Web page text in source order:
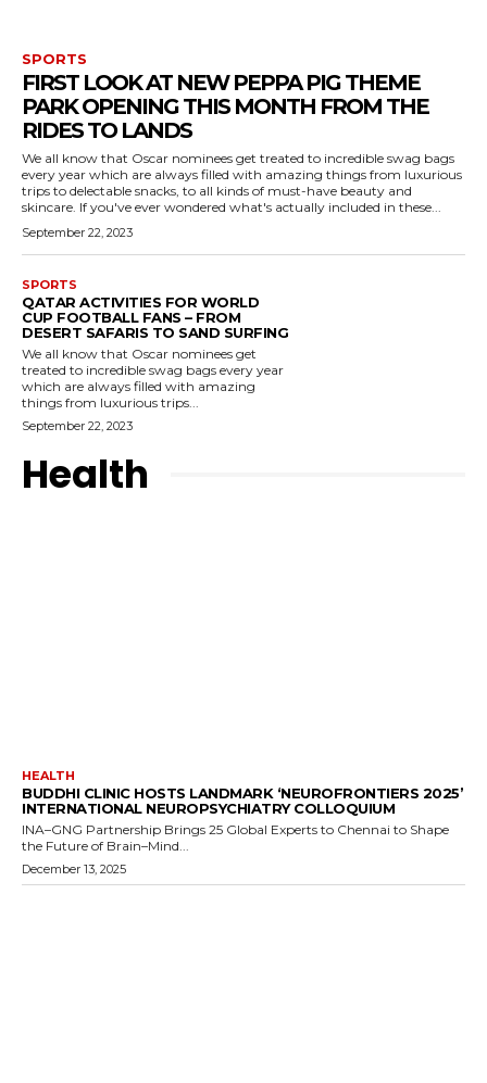
SPORTS
FIRST LOOK AT NEW PEPPA PIG THEME
PARK OPENING THIS MONTH FROM THE
RIDES TO LANDS
We all know that Oscar nominees get treated to incredible swag bags
every year which are always filled with amazing things from luxurious
trips to delectable snacks, to all kinds of must-have beauty and
skincare. If you've ever wondered what's actually included in these...
September 22, 2023
SPORTS
QATAR ACTIVITIES FOR WORLD
CUP FOOTBALL FANS – FROM
DESERT SAFARIS TO SAND SURFING
We all know that Oscar nominees get
treated to incredible swag bags every year
which are always filled with amazing
things from luxurious trips...
September 22, 2023
Health
HEALTH
BUDDHI CLINIC HOSTS LANDMARK ‘NEUROFRONTIERS 2025’
INTERNATIONAL NEUROPSYCHIATRY COLLOQUIUM
INA–GNG Partnership Brings 25 Global Experts to Chennai to Shape
the Future of Brain–Mind...
December 13, 2025